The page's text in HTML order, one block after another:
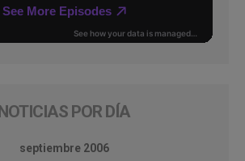
NOTICIAS POR DÍA
septiembre 2006